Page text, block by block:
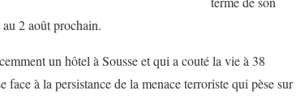
2 août prochain.
un hôtel à Sousse et qui a couté la vie à 38
à la persistance de la menace terroriste qui pèse sur